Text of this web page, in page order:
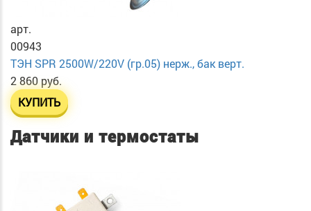
арт.
00943
ТЭН SPR 2500W/220V (гр.05) нерж., бак верт.
2 860 руб.
КУПИТЬ
Датчики и термостаты